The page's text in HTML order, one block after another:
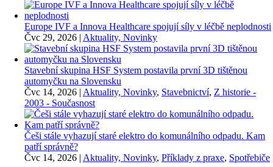
Europe IVF a Innova Healthcare spojují síly v léčbě neplodnosti
Čvc 29, 2026 | Aktuality, Novinky
Stavební skupina HSF System postavila první 3D tištěnou
automyčku na Slovensku
Čvc 14, 2026 | Aktuality, Novinky, Stavebnictví, Z historie -
2003 - Současnost
Češi stále vyhazují staré elektro do komunálního odpadu. Kam
patří správně?
Čvc 14, 2026 | Aktuality, Novinky, Příklady z praxe, Spotřebiče